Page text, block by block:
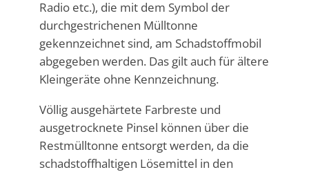
Radio etc.), die mit dem Symbol der
durchgestrichenen Mülltonne
gekennzeichnet sind, am Schadstoffmobil
abgegeben werden. Das gilt auch für ältere
Kleingeräte ohne Kennzeichnung.
Völlig ausgehärtete Farbreste und
ausgetrocknete Pinsel können über die
Restmülltonne entsorgt werden, da die
schadstoffhaltigen Lösemittel in den